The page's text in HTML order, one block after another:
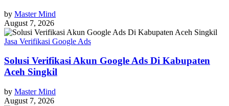
by Master Mind
August 7, 2026
Jasa Verifikasi Google Ads
Solusi Verifikasi Akun Google Ads Di Kabupaten
Aceh Singkil
by Master Mind
August 7, 2026